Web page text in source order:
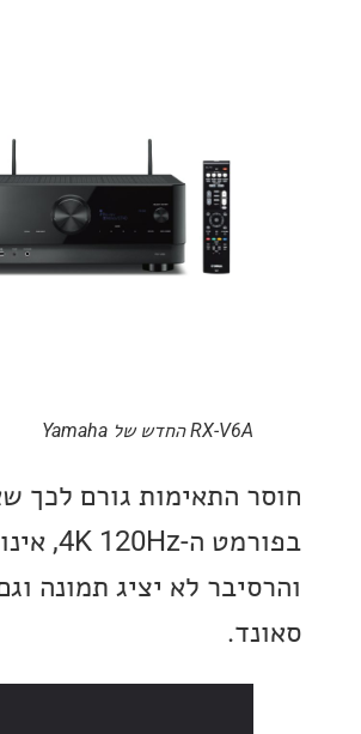
התאימות גורם לכך שאות וידאו
בפורמט ה-4K 120Hz, אינו מועבר
לא יציג תמונה וגם לא ינגן